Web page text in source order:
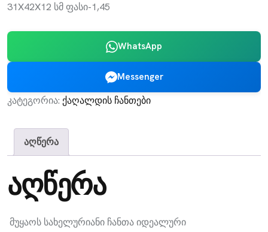
31X42X12 სმ ფასი-1,45
WhatsApp
Messenger
კატეგორია: ქაღალდის ჩანთები
აღწერა
აღწერა
მუყაოს სახელურიანი ჩანთა იდეალური